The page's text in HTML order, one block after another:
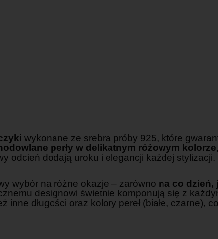
wykonane ze srebra próby 925, które
perły w delikatnym różowym kolorze
odcień dodają uroku i elegancji każdej
wybór na różne okazje – zarówno na co dzień,
designowi świetnie komponują się z
inne długości oraz kolory pereł (białe, czarne),